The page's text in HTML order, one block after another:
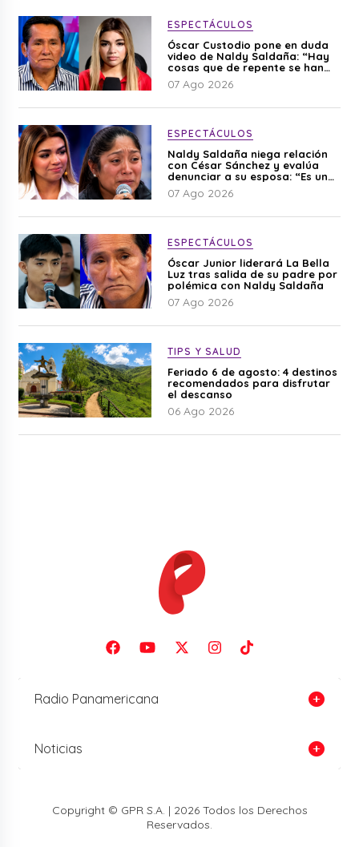
ESPECTÁCULOS
Óscar Custodio pone en duda
video de Naldy Saldaña: “Hay
cosas que de repente se han
editado”
07 Ago 2026
ESPECTÁCULOS
Naldy Saldaña niega relación
con César Sánchez y evalúa
denunciar a su esposa: “Es una
difamación”
07 Ago 2026
ESPECTÁCULOS
Óscar Junior liderará La Bella
Luz tras salida de su padre por
polémica con Naldy Saldaña
07 Ago 2026
TIPS Y SALUD
Feriado 6 de agosto: 4 destinos
recomendados para disfrutar
el descanso
06 Ago 2026
Radio Panamericana
Noticias
Copyright © GPR S.A. | 2026 Todos los Derechos
Reservados.